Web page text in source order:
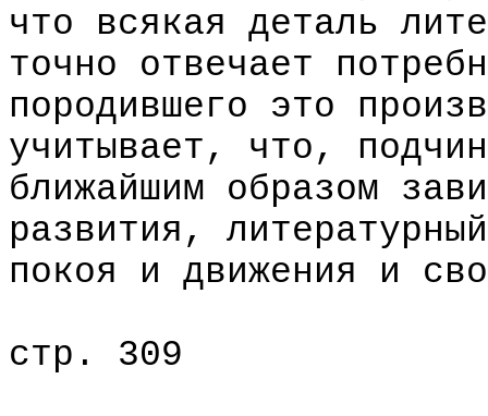
что всякая деталь
точно отвечает
породившего это
учитывает, что,
ближайшим образом
развития,
покоя и движения и
стр. 309